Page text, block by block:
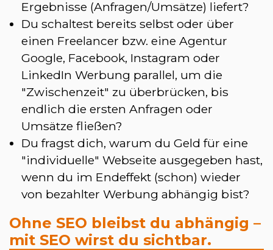
Ergebnisse (Anfragen/Umsätze) liefert?
Du schaltest bereits selbst oder über
einen Freelancer bzw. eine Agentur
Google, Facebook, Instagram oder
LinkedIn Werbung parallel, um die
"Zwischenzeit" zu überbrücken, bis
endlich die ersten Anfragen oder
Umsätze fließen?
Du fragst dich, warum du Geld für eine
"individuelle" Webseite ausgegeben hast,
wenn du im Endeffekt (schon) wieder
von bezahlter Werbung abhängig bist?
Ohne SEO bleibst du abhängig –
mit SEO wirst du sichtbar.